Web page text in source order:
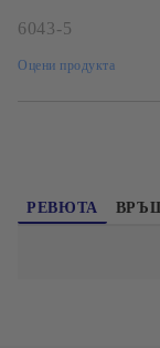
6043-5
Оцени продукта
РЕВЮТА